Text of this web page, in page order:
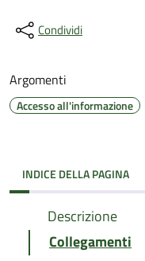
Condividi
Argomenti
Accesso all'informazione
INDICE DELLA PAGINA
Descrizione
Collegamenti